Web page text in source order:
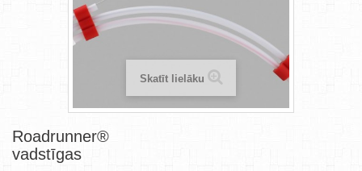
Skatīt lielāku
Roadrunner®
vadstīgas